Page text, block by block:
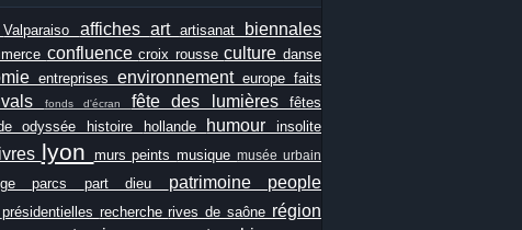
Valparaiso affiches art artisanat biennales
confluencecroix rousseculturedanse
entreprises environnement europe faits
fonds d'écran fête des lumières fêtes
odyssée histoire hollande humourinsolite
livres lyon murs peintsmusiquemusée urbain
parcs part dieu patrimoine people
présidentielles rechercherives de saône région